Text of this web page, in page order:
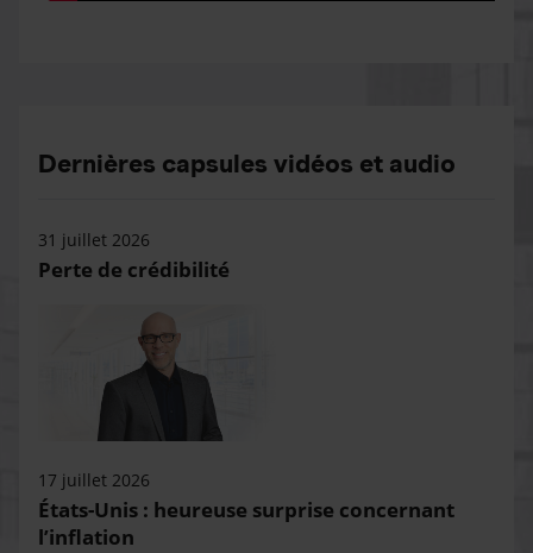
Dernières capsules vidéos et audio
31 juillet 2026
Perte de crédibilité
17 juillet 2026
États-Unis : heureuse surprise concernant
l’inflation